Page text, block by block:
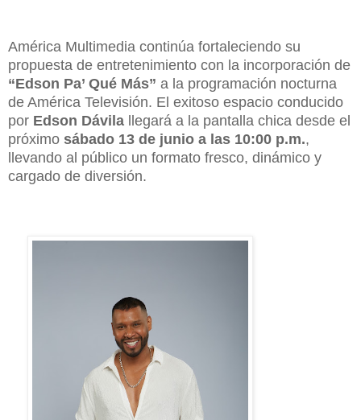
América Multimedia continúa fortaleciendo su
propuesta de entretenimiento con la incorporación de
“Edson Pa’ Qué Más” a la programación nocturna
de América Televisión. El exitoso espacio conducido
por Edson Dávila llegará a la pantalla chica desde el
próximo sábado 13 de junio a las 10:00 p.m.,
llevando al público un formato fresco, dinámico y
cargado de diversión.